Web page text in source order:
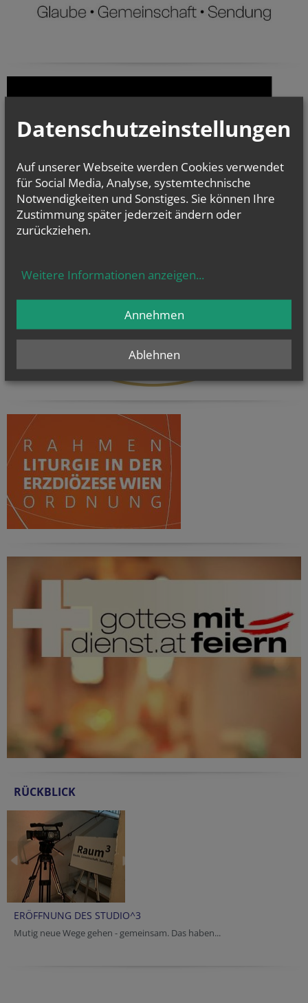
RÜCKBLICK
ERÖFFNUNG DES STUDIO^3
Mutig neue Wege gehen - gemeinsam. Das haben...
Datenschutzeinstellungen
Auf unserer Webseite werden Cookies verwendet
für Social Media, Analyse, systemtechnische
Notwendigkeiten und Sonstiges. Sie können Ihre
Zustimmung später jederzeit ändern oder
zurückziehen.
Weitere Informationen anzeigen...
Ablehnen
Annehmen